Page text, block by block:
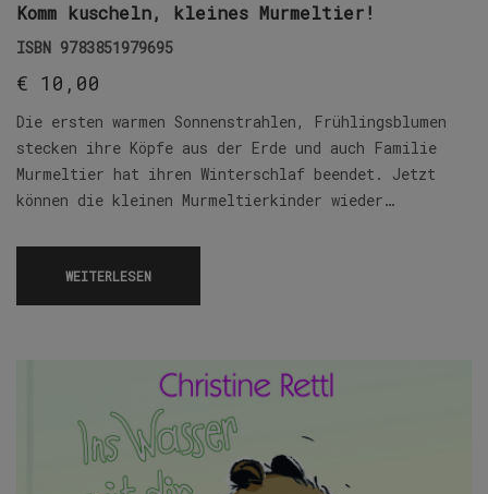
Komm kuscheln, kleines Murmeltier!
ISBN 9783851979695
€ 10,00
Die ersten warmen Sonnenstrahlen, Frühlingsblumen
stecken ihre Köpfe aus der Erde und auch Familie
Murmeltier hat ihren Winterschlaf beendet. Jetzt
können die kleinen Murmeltierkinder wieder…
WEITERLESEN